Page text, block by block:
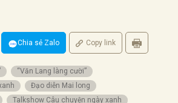
Chia sẻ Zalo Copy link
“Văn Lang làng cười”
Đạo diễn Mai long
Talkshow Câu chuyện ngày xanh